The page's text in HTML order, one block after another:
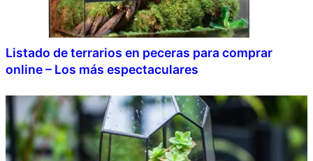
Listado de terrarios en peceras para comprar
online – Los más espectaculares